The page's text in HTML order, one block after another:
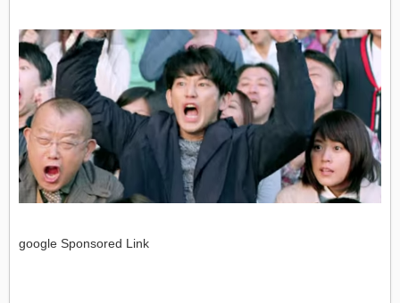
google Sponsored Link